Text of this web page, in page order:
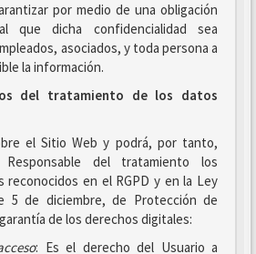
por medio de una obligación
que dicha confidencialidad sea
asociados, y toda persona a
la información.
del tratamiento de los datos
el Sitio Web y podrá, por tanto,
del tratamiento los
reconocidos en el RGPD y en la Ley
5 de diciembre, de Protección de
de los derechos digitales:
: Es el derecho del Usuario a